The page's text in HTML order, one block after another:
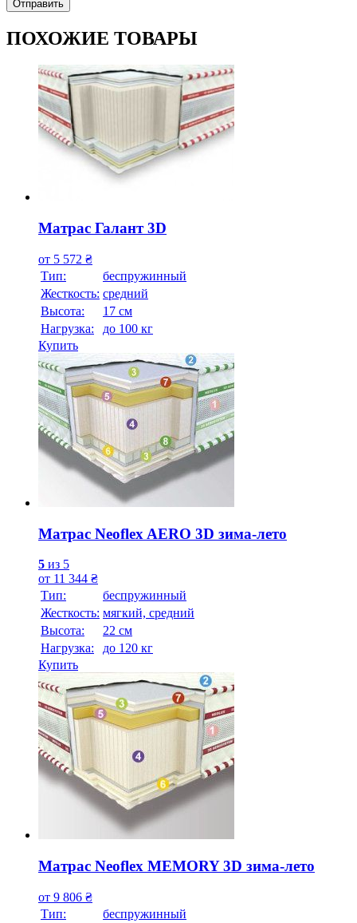
ПОХОЖИЕ ТОВАРЫ
Матрас Галант 3D
от 5 572 ₴
Тип:
беспружинный
Жесткость: средний
Высотa:
17 см
Нагрузка:
до 100 кг
Купить
Матрас Neoflex AERO 3D зима-лето
5 из 5
от 11 344 ₴
Тип:
беспружинный
Жесткость: мягкий, средний
Высотa:
22 см
Нагрузка:
до 120 кг
Купить
Матрас Neoflex MEMORY 3D зима-лето
от 9 806 ₴
Тип:
беспружинный